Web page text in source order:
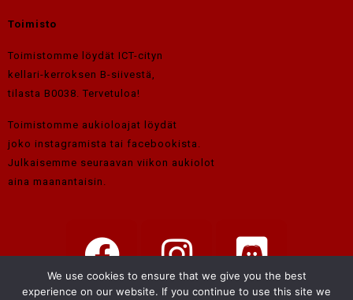
Toimisto
Toimistomme löydät ICT-cityn
kellari-kerroksen B-siivestä,
tilasta B0038. Tervetuloa!
Toimistomme aukioloajat löydät
joko instagramista tai facebookista.
Julkaisemme seuraavan viikon aukiolot
aina maanantaisin.
We use cookies to ensure that we give you the best
experience on our website. If you continue to use this site we